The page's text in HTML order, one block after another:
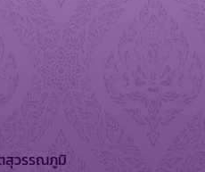
สุวรรณภูมิ